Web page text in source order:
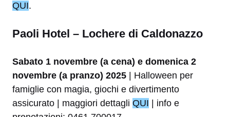
QUI.
Paoli Hotel – Lochere di Caldonazzo
Sabato 1 novembre (a cena) e domenica 2
novembre (a pranzo) 2025 | Halloween per
famiglie con magia, giochi e divertimento
assicurato | maggiori dettagli QUI | info e